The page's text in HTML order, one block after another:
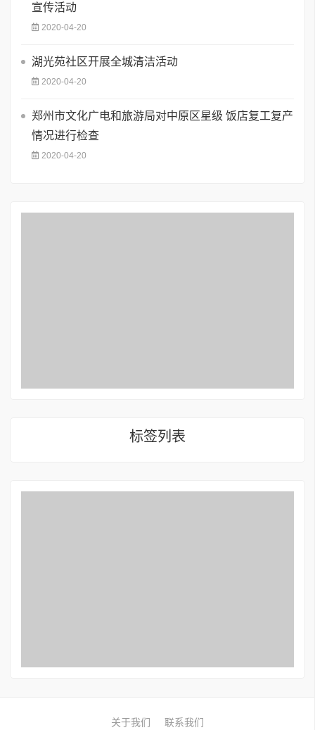
宣传活动
2020-04-20
湖光苑社区开展全城清洁活动
2020-04-20
郑州市文化广电和旅游局对中原区星级 饭店复工复产
情况进行检查
2020-04-20
标签列表
关于我们 联系我们